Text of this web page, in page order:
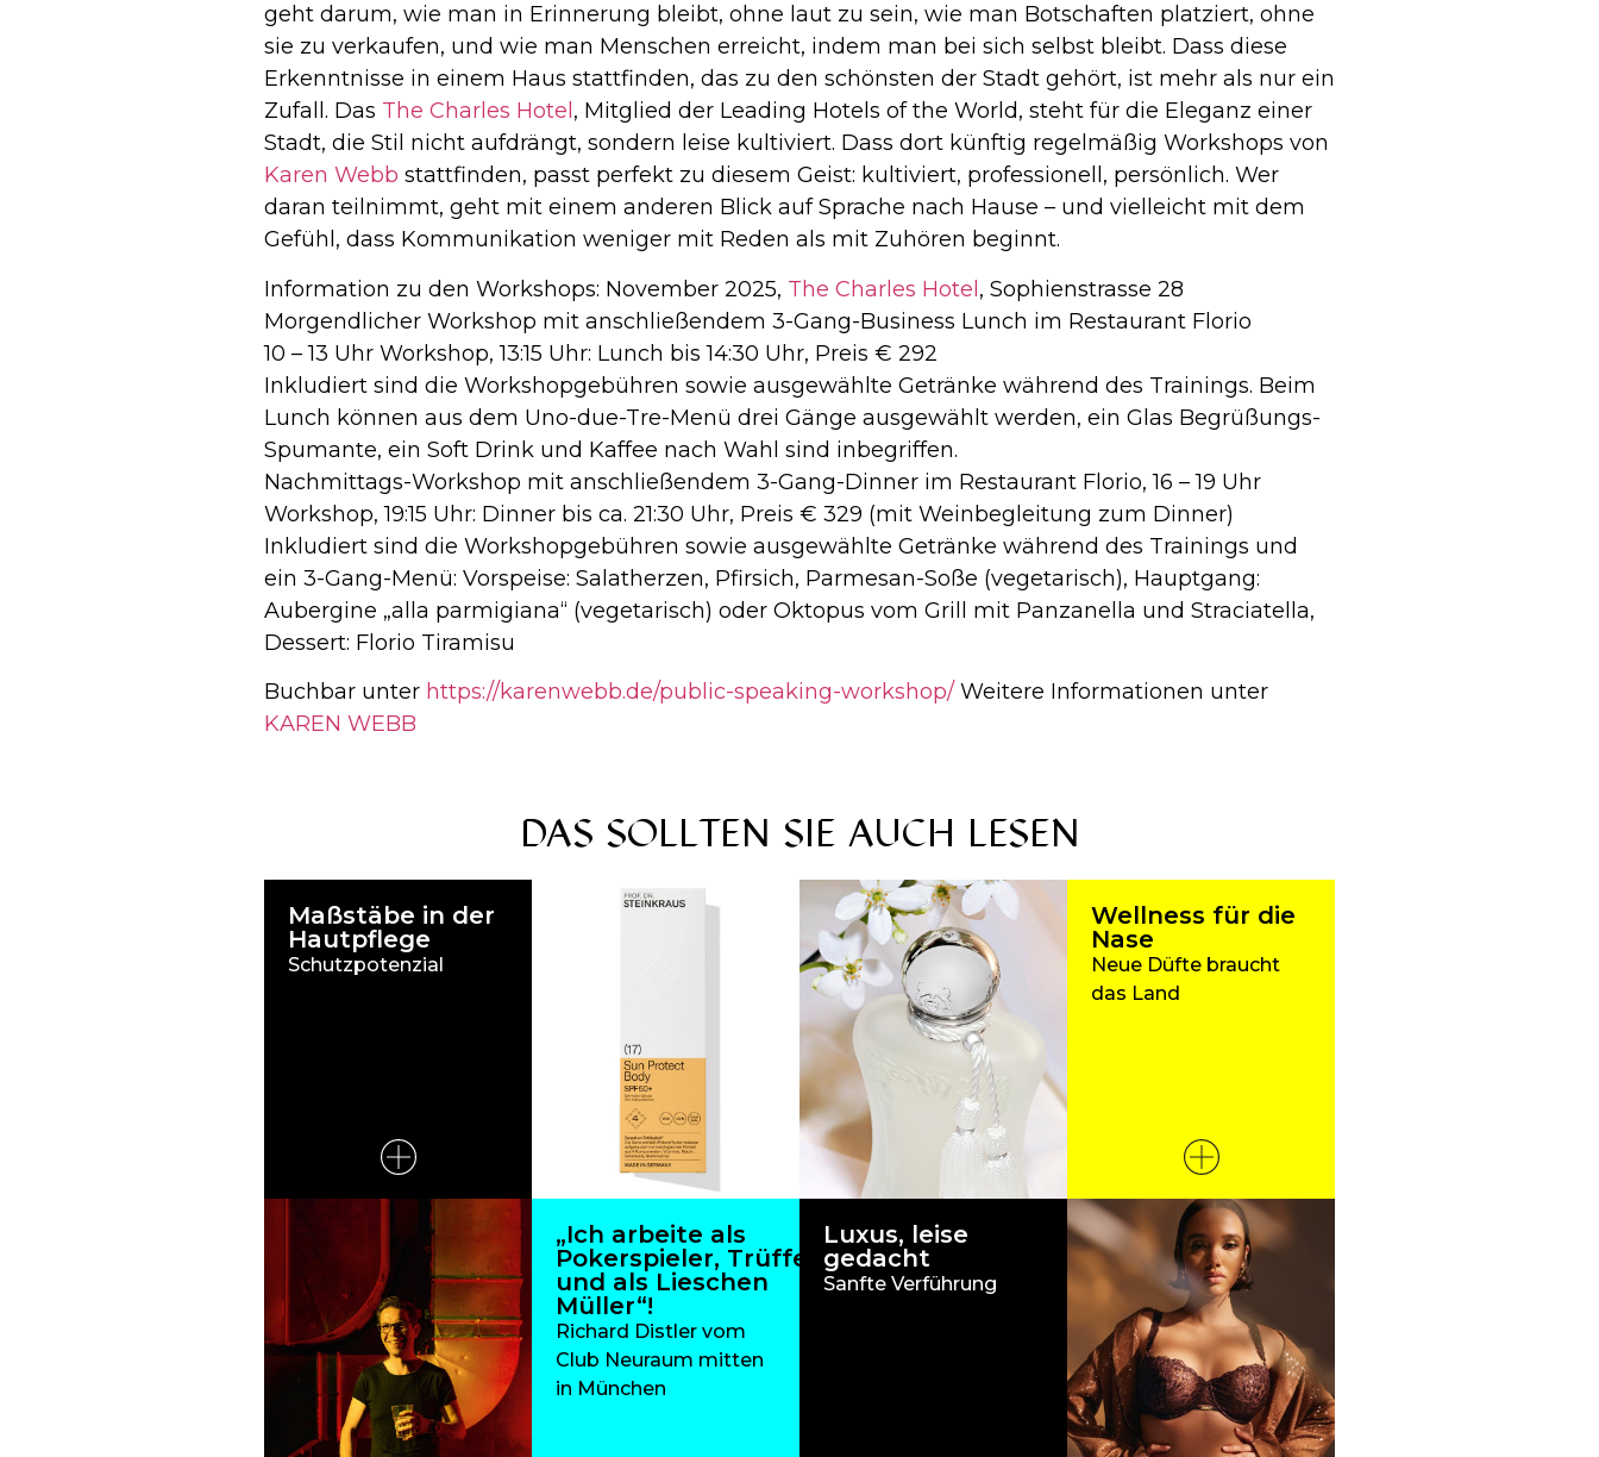
geht darum, wie man in Erinnerung bleibt, ohne laut zu sein, wie man Botschaften platziert, ohne
sie zu verkaufen, und wie man Menschen erreicht, indem man bei sich selbst bleibt. Dass diese
Erkenntnisse in einem Haus stattfinden, das zu den schönsten der Stadt gehört, ist mehr als nur ein
Zufall. Das The Charles Hotel , Mitglied der Leading Hotels of the World, steht für die Eleganz einer
Stadt, die Stil nicht aufdrängt, sondern leise kultiviert. Dass dort künftig regelmäßig Workshops von
Karen Webb stattfinden, passt perfekt zu diesem Geist: kultiviert, professionell, persönlich. Wer
daran teilnimmt, geht mit einem anderen Blick auf Sprache nach Hause – und vielleicht mit dem
Gefühl, dass Kommunikation weniger mit Reden als mit Zuhören beginnt.
Information zu den Workshops: November 2025, The Charles Hotel , Sophienstrasse 28
Morgendlicher Workshop mit anschließendem 3-Gang-Business Lunch im Restaurant Florio
10 – 13 Uhr Workshop, 13:15 Uhr: Lunch bis 14:30 Uhr, Preis € 292
Inkludiert sind die Workshopgebühren sowie ausgewählte Getränke während des Trainings. Beim
Lunch können aus dem Uno-due-Tre-Menü drei Gänge ausgewählt werden, ein Glas Begrüßungs-
Spumante, ein Soft Drink und Kaffee nach Wahl sind inbegriffen.
Nachmittags-Workshop mit anschließendem 3-Gang-Dinner im Restaurant Florio, 16 – 19 Uhr
Workshop, 19:15 Uhr: Dinner bis ca. 21:30 Uhr, Preis € 329 (mit Weinbegleitung zum Dinner)
Inkludiert sind die Workshopgebühren sowie ausgewählte Getränke während des Trainings und
ein 3-Gang-Menü: Vorspeise: Salatherzen, Pfirsich, Parmesan-Soße (vegetarisch), Hauptgang:
Aubergine „alla parmigiana“ (vegetarisch) oder Oktopus vom Grill mit Panzanella und Straciatella,
Dessert: Florio Tiramisu
Buchbar unter https://karenwebb.de/public-speaking-workshop/ Weitere Informationen unter
KAREN WEBB
DAS SOLLTEN SIE AUCH LESEN
Maßstäbe in der
Hautpflege
Schutzpotenzial
Wellness für die
Nase
Neue Düfte braucht
das Land
„Ich arbeite als
Pokerspieler, Trüffelschwein
und als Lieschen
Müller“!
Richard Distler vom
Club Neuraum mitten
in München
Luxus, leise
gedacht
Sanfte Verführung